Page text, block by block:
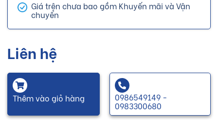
Giá trên chưa bao gồm Khuyến mãi và Vận
chuyển
Liên hệ
Thêm vào giỏ hàng 0986549149 -
0983300680